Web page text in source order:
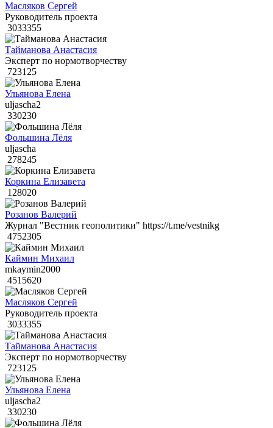
Масляков Сергей
Руководитель проекта
3033355
Тайманова Анастасия
Эксперт по нормотворчеству
723125
Ульянова Елена
uljascha2
330230
Фольшина Лёля
uljascha
278245
Коркина Елизавета
128020
Розанов Валерий
Журнал "Вестник геополитики" https://t.me/vestnikg
4752305
Каймин Михаил
mkaymin2000
4515620
Масляков Сергей
Руководитель проекта
3033355
Тайманова Анастасия
Эксперт по нормотворчеству
723125
Ульянова Елена
uljascha2
330230